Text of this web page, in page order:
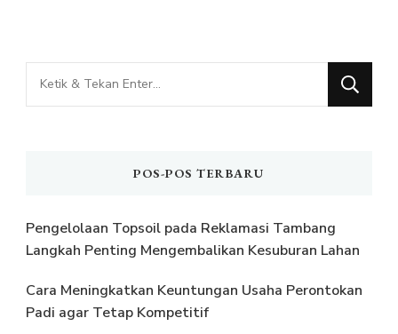
Mencari
Sesuatu?
POS-POS TERBARU
Pengelolaan Topsoil pada Reklamasi Tambang
Langkah Penting Mengembalikan Kesuburan Lahan
Cara Meningkatkan Keuntungan Usaha Perontokan
Padi agar Tetap Kompetitif